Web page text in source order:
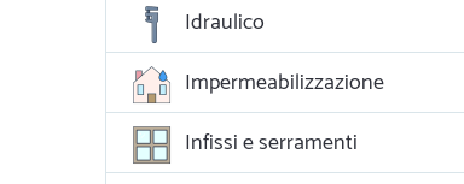
Idraulico
Impermeabilizzazione
Infissi e serramenti